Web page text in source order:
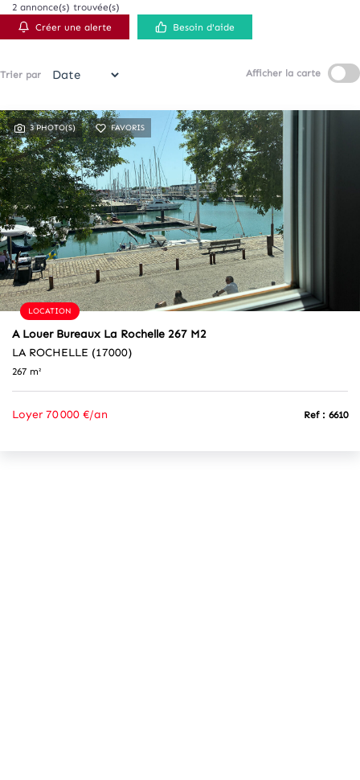
2 annonce(s) trouvée(s)
Créer une alerte
Besoin d'aide
Trier par Afficher la carte
3 PHOTO(S) FAVORIS
LOCATION
A Louer Bureaux La Rochelle 267 M2
LA ROCHELLE (17000)
267 m²
Loyer 70 000 €/an Ref : 6610